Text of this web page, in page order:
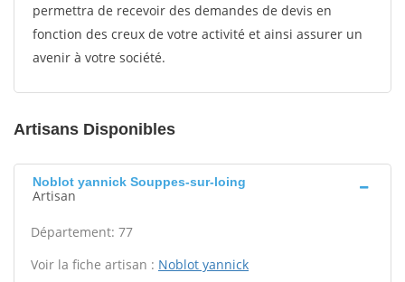
permettra de recevoir des demandes de devis en
fonction des creux de votre activité et ainsi assurer un
avenir à votre société.
Artisans Disponibles
Noblot yannick Souppes-sur-loing
Artisan
Département: 77
Voir la fiche artisan : Noblot yannick